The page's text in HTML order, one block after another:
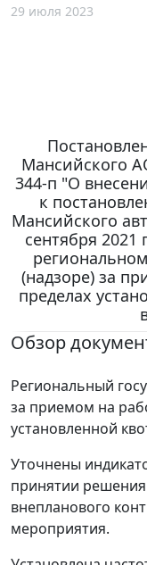
29 июля 2023
Мансийского
344-п "О
к
Мансийского
сентября
(надзоре) за
пределах
Обзор
Региональный
за приемом на
установленной
Уточнены
принятии
внепланового
мероприятия.